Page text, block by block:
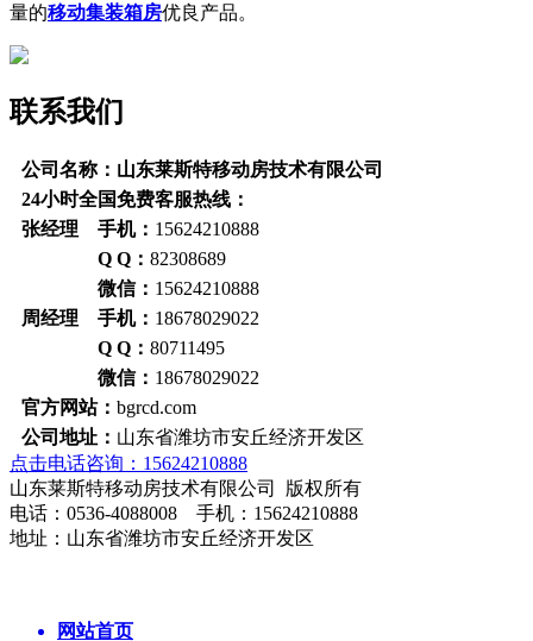
量的移动集装箱房优良产品。
联系我们
公司名称：山东莱斯特移动房技术有限公司
24小时全国免费客服热线：
张经理 手机： 15624210888
Q Q： 82308689
微信： 15624210888
周经理 手机： 18678029022
Q Q： 80711495
微信： 18678029022
官方网站： bgrcd.com
公司地址： 山东省潍坊市安丘经济开发区
点击电话咨询：15624210888
山东莱斯特移动房技术有限公司 版权所有
电话：0536-4088008 手机：15624210888
地址：山东省潍坊市安丘经济开发区
网站首页